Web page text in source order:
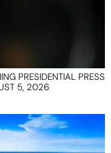
PRESIDENTIAL PRESS
5, 2026